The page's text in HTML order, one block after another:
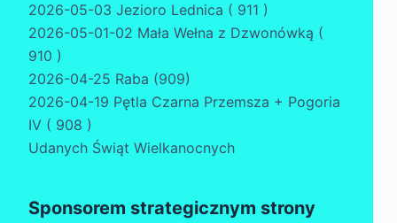
2026-05-03 Jezioro Lednica ( 911 )
2026-05-01-02 Mała Wełna z Dzwonówką (
910 )
2026-04-25 Raba (909)
2026-04-19 Pętla Czarna Przemsza + Pogoria
IV ( 908 )
Udanych Świąt Wielkanocnych
Sponsorem strategicznym strony